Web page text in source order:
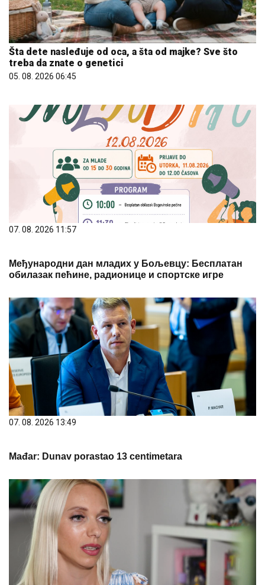
Šta dete nasleđuje od oca, a šta od majke? Sve što
treba da znate o genetici
05. 08. 2026 06:45
07. 08. 2026 11:57
Међународни дан младих у Бољевцу: Бесплатан
обилазак пећине, радионице и спортске игре
07. 08. 2026 13:49
Mađar: Dunav porastao 13 centimetara